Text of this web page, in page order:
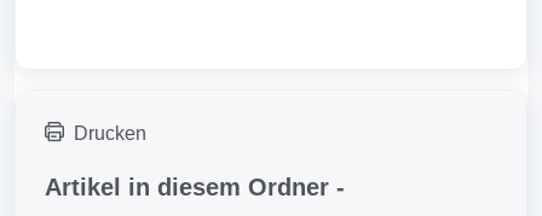
Drucken
Artikel in diesem Ordner -